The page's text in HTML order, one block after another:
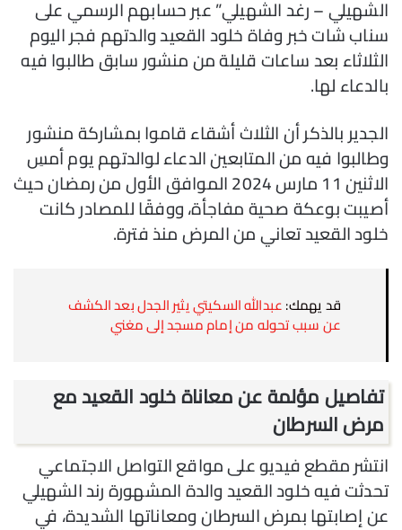
الشهيلي – رغد الشهيلي” عبر حسابهم الرسمي على
سناب شات خبر وفاة خلود القعيد والدتهم فجر اليوم
الثلاثاء بعد ساعات قليلة من منشور سابق طالبوا فيه
بالدعاء لها.
الجدير بالذكر أن الثلاث أشقاء قاموا بمشاركة منشور
وطالبوا فيه من المتابعين الدعاء لوالدتهم يوم أمسِ
الاثنين 11 مارس 2024 الموافق الأول من رمضان حيث
أصيبت بوعكة صحية مفاجأة، ووفقًا للمصادر كانت
خلود القعيد تعاني من المرض منذ فترة.
قد يهمك:عبدالله السكيتي يثير الجدل بعد الكشف
عن سبب تحوله من إمام مسجد إلى مغني
تفاصيل مؤلمة عن معاناة خلود القعيد مع
مرض السرطان
انتشر مقطع فيديو على مواقع التواصل الاجتماعي
تحدثت فيه خلود القعيد والدة المشهورة رند الشهيلي
عن إصابتها بمرض السرطان ومعاناتها الشديدة، في